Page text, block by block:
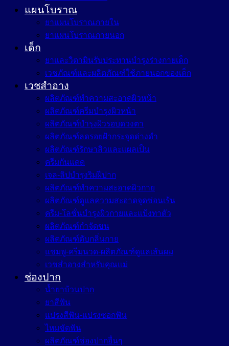
แผนโบราณ
ยาแผนโบราณภายใน
ยาแผนโบราณภายนอก
เด็ก
ยาและวิตามินรับประทานบำรุงร่างกายเด็ก
เวชภัณฑ์และผลิตภัณฑ์ใช้ภายนอกของเด็ก
เวชสำอาง
ผลิตภัณฑ์ทำความสะอาดผิวหน้า
ผลิตภัณฑ์ครีมบำรุงผิวหน้า
ผลิตภัณฑ์บำรุงผิวรอบดวงตา
ผลิตภัณฑ์ลดรอยฝ้ากระจุดด่างดำ
ผลิตภัณฑ์รักษาสิวและแผลเป็น
ครีมกันแดด
เจล-ลิปบำรุงริมฝีปาก
ผลิตภัณฑ์ทำความสะอาดผิวกาย
ผลิตภัณฑ์ดูแลความสะอาดจุดซ่อนเร้น
ครีม-โลชั่นบำรุงผิวกายและแป้งทาตัว
ผลิตภัณฑ์กำจัดขน
ผลิตภัณฑ์ดับกลิ่นกาย
แชมพู-ครีมนวด-ผลิตภัณฑ์ดูแลเส้นผม
เวชสำอางสำหรับคุณแม่
ช่องปาก
น้ำยาบ้วนปาก
ยาสีฟัน
แปรงสีฟัน-แปรงซอกฟัน
ไหมขัดฟัน
ผลิตภัณฑ์ช่องปากอื่นๆ